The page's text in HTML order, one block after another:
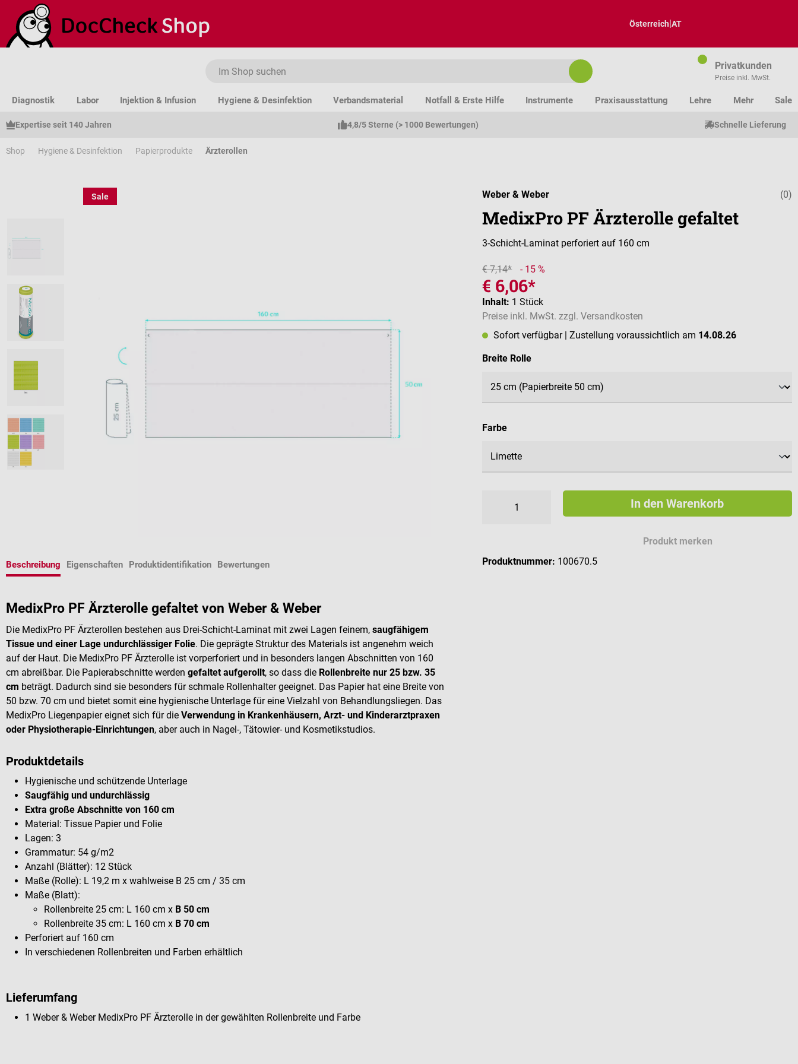
Hauptinhalt springen
Zur Suche springen
Zur Hauptnavigation springen
Österreich|AT
Privatkunden
Preise inkl. MwSt.
Diagnostik Labor Injektion & Infusion Hygiene & Desinfektion Verbandsmaterial Notfall & Erste Hilfe Instrumente Praxisausstattung Lehre Mehr Sale
Expertise seit 140 Jahren 4,8/5 Sterne (> 1000 Bewertungen) Schnelle Lieferung
Shop Hygiene & Desinfektion Papierprodukte Ärzterollen
Sale (0)
Weber & Weber
MedixPro PF Ärzterolle gefaltet
3-Schicht-Laminat perforiert auf 160 cm
€ 7,14* - 15 %
€ 6,06*
Inhalt: 1 Stück
Preise inkl. MwSt. zzgl. Versandkosten
Sofort verfügbar | Zustellung voraussichtlich am 14.08.26
Breite Rolleauswählen
Farbeauswählen
In den Warenkorb
Produkt merken
Produktnummer: 100670.5
Beschreibung Eigenschaften Produktidentifikation Bewertungen
MedixPro PF Ärzterolle gefaltet von Weber & Weber
Die MedixPro PF Ärzterollen bestehen aus Drei-Schicht-Laminat mit zwei Lagen feinem, saugfähigem
Tissue und einer Lage undurchlässiger Folie. Die geprägte Struktur des Materials ist angenehm weich
auf der Haut. Die MedixPro PF Ärzterolle ist vorperforiert und in besonders langen Abschnitten von 160
cm abreißbar. Die Papierabschnitte werden gefaltet aufgerollt, so dass die Rollenbreite nur 25 bzw. 35
cm beträgt. Dadurch sind sie besonders für schmale Rollenhalter geeignet. Das Papier hat eine Breite von
50 bzw. 70 cm und bietet somit eine hygienische Unterlage für eine Vielzahl von Behandlungsliegen. Das
MedixPro Liegenpapier eignet sich für die Verwendung in Krankenhäusern, Arzt- und Kinderarztpraxen
oder Physiotherapie-Einrichtungen, aber auch in Nagel-, Tätowier- und Kosmetikstudios.
Produktdetails
Hygienische und schützende Unterlage
Saugfähig und undurchlässig
Extra große Abschnitte von 160 cm
Material: Tissue Papier und Folie
Lagen: 3
Grammatur: 54 g/m2
Anzahl (Blätter): 12 Stück
Maße (Rolle): L 19,2 m x wahlweise B 25 cm / 35 cm
Maße (Blatt):
Rollenbreite 25 cm: L 160 cm x B 50 cm
Rollenbreite 35 cm: L 160 cm x B 70 cm
Perforiert auf 160 cm
In verschiedenen Rollenbreiten und Farben erhältlich
Lieferumfang
1 Weber & Weber MedixPro PF Ärzterolle in der gewählten Rollenbreite und Farbe